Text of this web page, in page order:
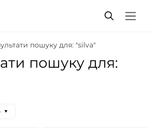
пошуку для: "silva"
пошуку для: